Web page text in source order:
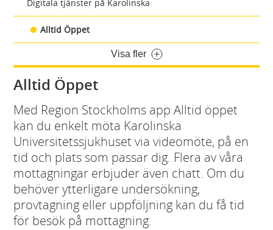
Digitala tjänster på Karolinska
Alltid Öppet
Visa fler
Alltid Öppet
Med Region Stockholms app Alltid öppet
kan du enkelt möta Karolinska
Universitetssjukhuset via videomöte, på en
tid och plats som passar dig. Flera av våra
mottagningar erbjuder även chatt. Om du
behöver ytterligare undersökning,
provtagning eller uppföljning kan du få tid
för besök på mottagning.